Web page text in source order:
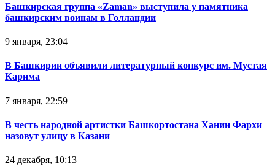
Башкирская группа «Zaman» выступила у памятника
башкирским воинам в Голландии
9 января, 23:04
В Башкирии объявили литературный конкурс им. Мустая
Карима
7 января, 22:59
В честь народной артистки Башкортостана Хании Фархи
назовут улицу в Казани
24 декабря, 10:13